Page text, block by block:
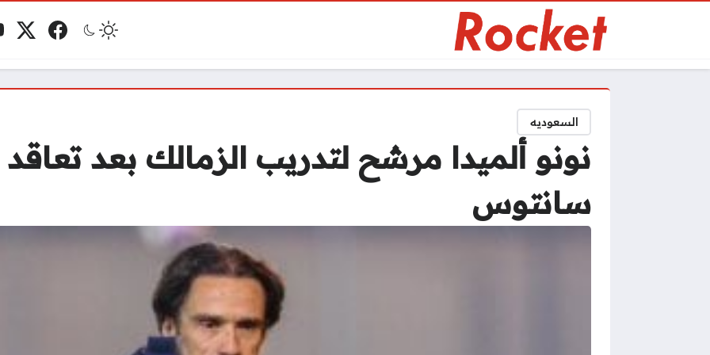
فيسبوك
السعوديه
نونو ألميدا مرشح لتدريب الزمالك بعد
سانتوس